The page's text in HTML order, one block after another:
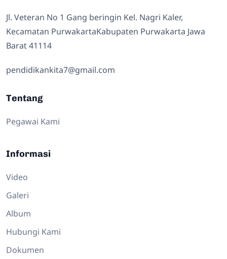
Jl. Veteran No 1 Gang beringin Kel. Nagri Kaler,
Kecamatan PurwakartaKabupaten Purwakarta Jawa
Barat 41114
pendidikankita7@gmail.com
Tentang
Pegawai Kami
Informasi
Video
Galeri
Album
Hubungi Kami
Dokumen